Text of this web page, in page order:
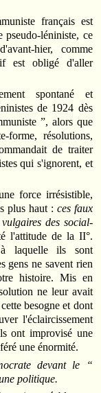
français est
léniniste, ce
hier, comme
est obligé d'aller
spontané et
de 1924 dès
”, alors que
forme, résolutions,
de traiter
qui s'ignorent, et
force irrésistible,
plus haut : ces faux
des social-
l'attitude de la II°.
laquelle ils sont
gens ne savent rien
histoire. Mis en
ne leur avait
besogne et dont
l'éclaircissement
ont improvisé une
une énormité.
devant le “
politique.